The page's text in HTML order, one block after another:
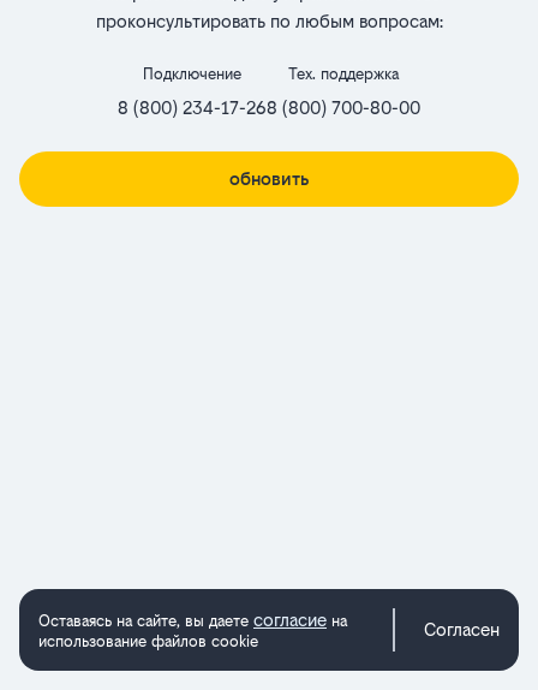
проконсультировать по любым вопросам:
Подключение
8 (800) 234-17-26
Тех. поддержка
8 (800) 700-80-00
обновить
Оставаясь на сайте, вы даете согласие на
использование файлов cookie
Согласен